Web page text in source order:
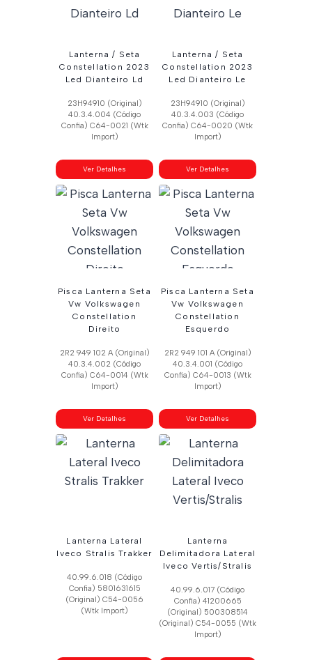
Lanterna / Seta
Constellation 2023
Led Dianteiro Ld
23H94910 (Original)
40.3.4.004 (Código
Confia) C64-0021 (Wtk
Import)
Ver Detalhes
Lanterna / Seta
Constellation 2023
Led Dianteiro Le
23H94910 (Original)
40.3.4.003 (Código
Confia) C64-0020 (Wtk
Import)
Ver Detalhes
Pisca Lanterna Seta
Vw Volkswagen
Constellation
Direito
2R2 949 102 A (Original)
40.3.4.002 (Código
Confia) C64-0014 (Wtk
Import)
Ver Detalhes
Pisca Lanterna Seta
Vw Volkswagen
Constellation
Esquerdo
2R2 949 101 A (Original)
40.3.4.001 (Código
Confia) C64-0013 (Wtk
Import)
Ver Detalhes
Lanterna Lateral
Iveco Stralis Trakker
40.99.6.018 (Código
Confia) 5801631615
(Original) C54-0056
(Wtk Import)
Lanterna
Delimitadora Lateral
Iveco Vertis/Stralis
40.99.6.017 (Código
Confia) 41200665
(Original) 500308514
(Original) C54-0055 (Wtk
Import)